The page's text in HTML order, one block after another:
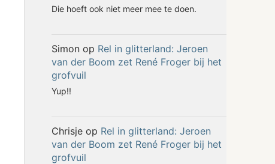
Die hoeft ook niet meer mee te doen.
Simonop Rel in glitterland: Jeroen
van der Boom zet René Froger bij het
grofvuil
Yup!!
Chrisjeop Rel in glitterland: Jeroen
van der Boom zet René Froger bij het
grofvuil